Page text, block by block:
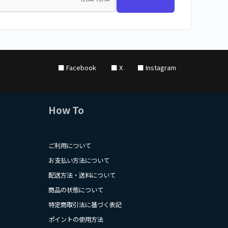
■ Facebook ■ X ■ Instagram
How To
ご利用について
お支払い方法について
配送方法・送料について
商品の状態について
特定商取引法に基づく表記
ポイントの使用方法